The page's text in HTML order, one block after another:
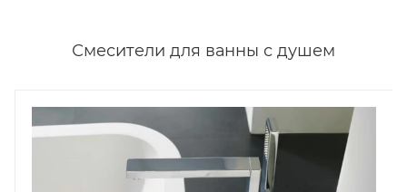
Смесители для ванны с душем